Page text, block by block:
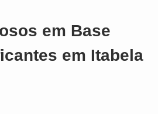
em Base
em Itabela